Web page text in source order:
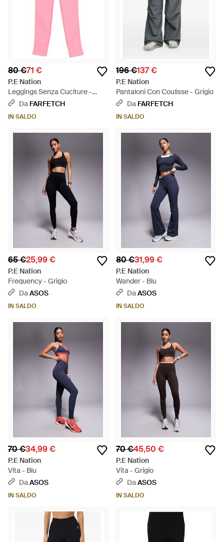
80 €71 €
P.E Nation
Leggings Senza Cuciture -
RosaDa FARFETCH
IN SALDO
196 €137 €
P.E Nation
Pantaloni Con Coulisse - Grigio
Da FARFETCH
IN SALDO
65 €25,99 €
P.E Nation
Frequency - Grigio
DaASOS
IN SALDO
80 €31,99 €
P.E Nation
Wander - Blu
DaASOS
IN SALDO
70 €34,99 €
P.E Nation
Vita - Blu
DaASOS
IN SALDO
70 €45,50 €
P.E Nation
Vita - Grigio
DaASOS
IN SALDO